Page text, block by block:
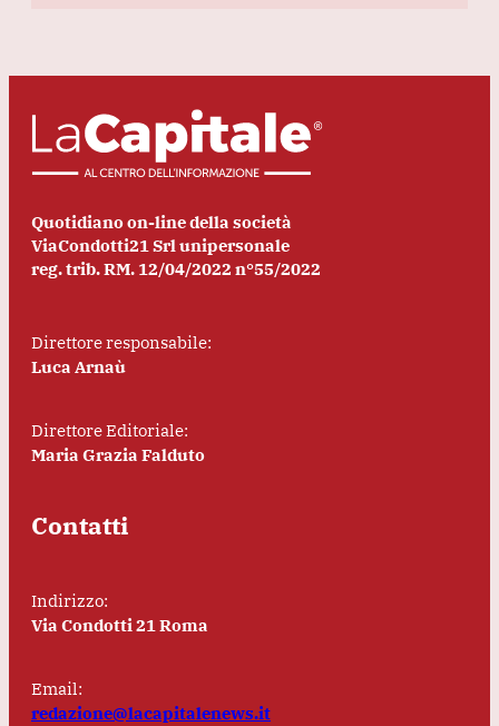
Quotidiano on-line della società
ViaCondotti21 Srl unipersonale
reg. trib. RM. 12/04/2022 n°55/2022
Direttore responsabile:
Luca Arnaù
Direttore Editoriale:
Maria Grazia Falduto
Contatti
Indirizzo:
Via Condotti 21 Roma
Email:
redazione@lacapitalenews.it